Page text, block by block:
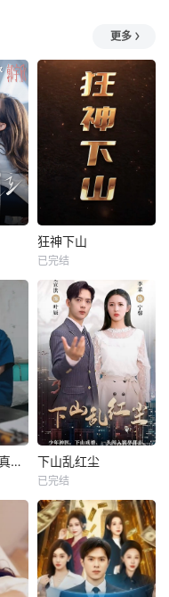
更多
狂神下山
已完结
傅总，夫人这次真的死了 下山乱红尘
已完结